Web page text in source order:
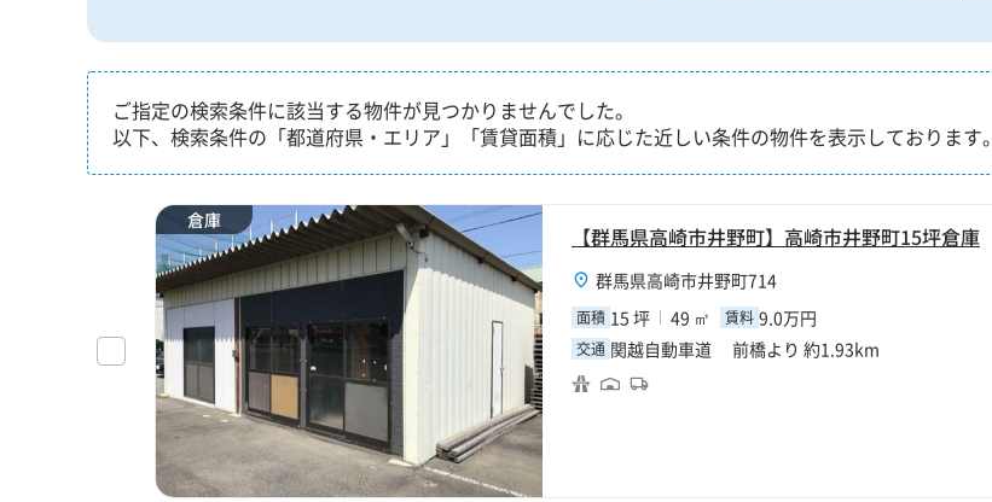
ご指定の検索条件に該当する物件が見つかりませんでした。
以下、検索条件の「都道府県・エリア」「賃貸面積」に応じた近しい条件の物件を表示しております。
倉庫
【群馬県高崎市井野町】高崎市井野町15坪倉庫
群馬県高崎市井野町714
面積 15 坪 49 ㎡ 賃料 9.0万円
交通 関越自動車道 前橋より 約1.93km